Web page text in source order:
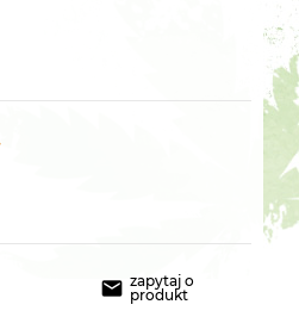
zapytaj o
produkt